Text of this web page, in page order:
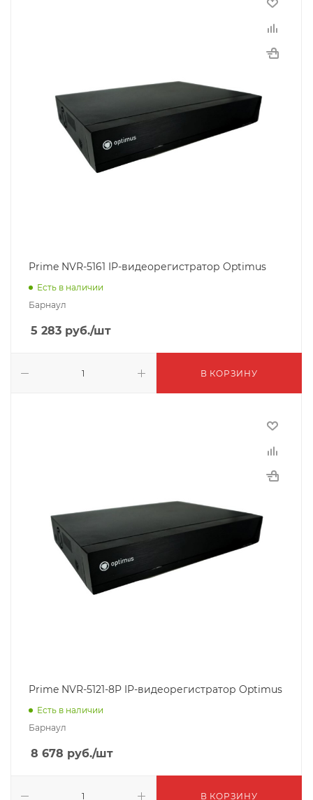
Prime NVR-5161 IP-видеорегистратор Optimus
Есть в наличии
Барнаул
5 283 руб./шт
В КОРЗИНУ
Prime NVR-5121-8P IP-видеорегистратор Optimus
Есть в наличии
Барнаул
8 678 руб./шт
В КОРЗИНУ